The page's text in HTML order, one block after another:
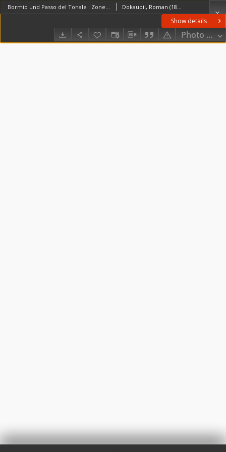
Show details
Photo
Bormio und Passo del Tonale : Zone 20 Col. III Dokaupil, Roman (18...- 19...). RedaktorTschofen, Fidelus